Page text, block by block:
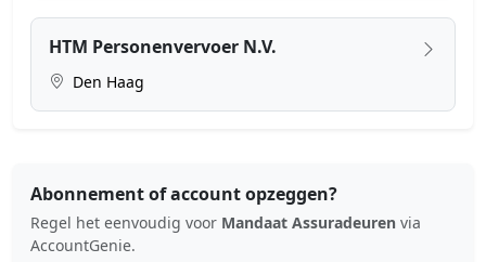
HTM Personenvervoer N.V.
Den Haag
Abonnement of account opzeggen?
Regel het eenvoudig voor Mandaat Assuradeuren via
AccountGenie.